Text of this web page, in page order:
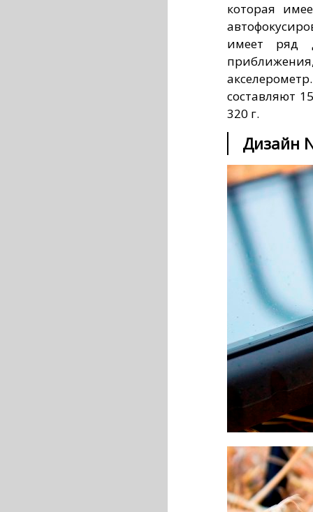
которая
имеет ряд
составляют
320 г.
Дизайн